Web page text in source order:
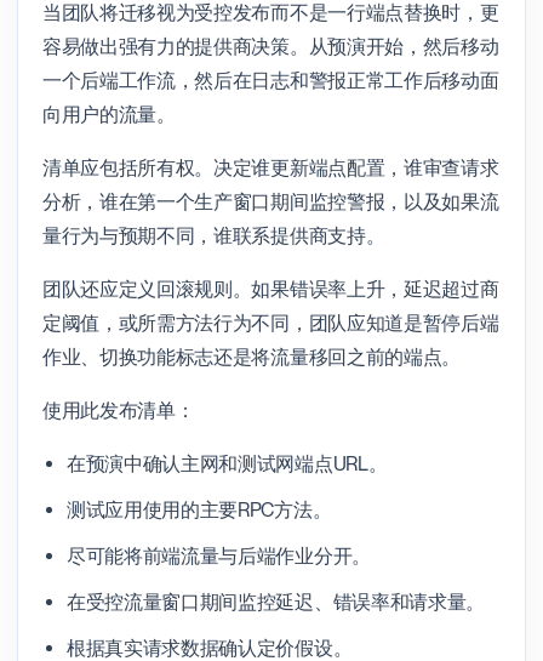
当团队将迁移视为受控发布而不是一行端点替换时，更
容易做出强有力的提供商决策。从预演开始，然后移动
一个后端工作流，然后在日志和警报正常工作后移动面
向用户的流量。
清单应包括所有权。决定谁更新端点配置，谁审查请求
分析，谁在第一个生产窗口期间监控警报，以及如果流
量行为与预期不同，谁联系提供商支持。
团队还应定义回滚规则。如果错误率上升，延迟超过商
定阈值，或所需方法行为不同，团队应知道是暂停后端
作业、切换功能标志还是将流量移回之前的端点。
使用此发布清单：
在预演中确认主网和测试网端点URL。
测试应用使用的主要RPC方法。
尽可能将前端流量与后端作业分开。
在受控流量窗口期间监控延迟、错误率和请求量。
根据真实请求数据确认定价假设。